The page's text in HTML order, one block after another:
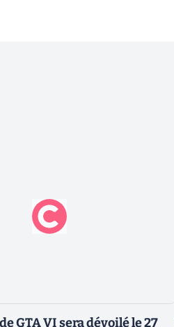
GTA VI sera dévoilé le 27